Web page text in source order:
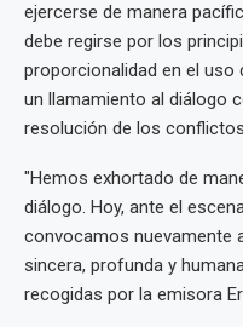
ejercerse de manera
debe regirse por los
proporcionalidad en el
un llamamiento al diálogo
resolución de los
"Hemos exhortado de
diálogo. Hoy, ante el
convocamos nuevamente
sincera, profunda y
recogidas por la emisora